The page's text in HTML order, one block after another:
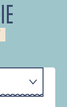
L'ANSE